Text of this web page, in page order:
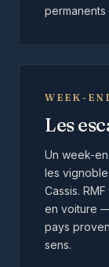
permanents
WEEK-
Les
Un week-
les
Cassis.
en voiture
pays
sens.